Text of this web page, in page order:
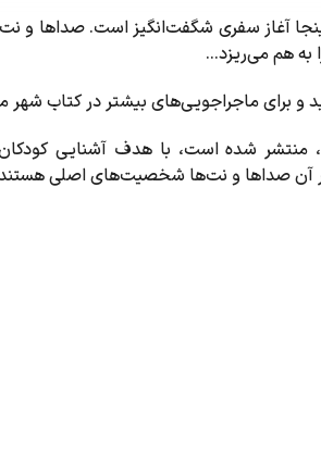
آغاز سفری شگفت‌انگیز است. صداها و
به هم می‌ریزد...
و برای ماجراجویی‌های بیشتر در کتاب
، منتشر شده است، با هدف آشنایی
آن صداها و نت‌ها شخصیت‌های اصلی